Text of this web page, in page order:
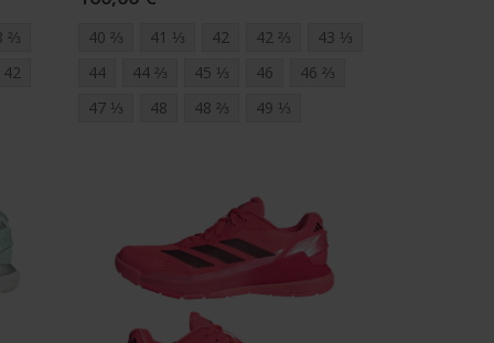
⅔
42
40 ⅔ 41 ⅓ 42 42 ⅔
43 ⅓
44
44 ⅔ 45 ⅓ 46
46 ⅔
47 ⅓
48 48 ⅔ 49 ⅓